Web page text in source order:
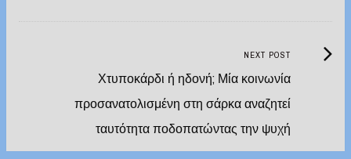
NEXT POST
Χτυποκάρδι ή ηδονή; Μία κοινωνία
προσανατολισμένη στη σάρκα αναζητεί
ταυτότητα ποδοπατώντας την ψυχή
Next